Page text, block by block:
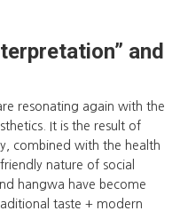
and
resonating again with the
It is the result of
combined with the health
nature of social
hangwa have become
taste + modern